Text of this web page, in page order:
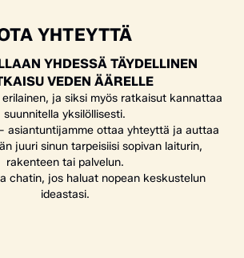
YHTEYTTÄ
YHDESSÄ TÄYDELLINEN
VEDEN ÄÄRELLE
ja siksi myös ratkaisut kannattaa
suunnitella yksilöllisesti.
asiantuntijamme ottaa yhteyttä ja auttaa
juuri sinun tarpeisiisi sopivan laiturin,
rakenteen tai palvelun.
chatin, jos haluat nopean keskustelun
ideastasi.